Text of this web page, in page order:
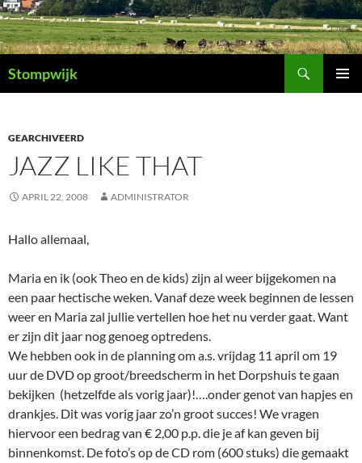
Ga
naar
de
inhoud
Stompwijk
GEARCHIVEERD
JAZZ LIKE THAT
APRIL 22, 2008 ADMINISTRATOR
Hallo allemaal,
Maria en ik (ook Theo en de kids) zijn al weer bijgekomen na
een paar hectische weken. Vanaf deze week beginnen de lessen
weer en Maria zal jullie vertellen hoe het nu verder gaat. Want
er zijn dit jaar nog genoeg optredens.
We hebben ook in de planning om a.s. vrijdag 11 april om 19
uur de DVD op groot/breedscherm in het Dorpshuis te gaan
bekijken (hetzelfde als vorig jaar)!….onder genot van hapjes en
drankjes. Dit was vorig jaar zo’n groot succes! We vragen
hiervoor een bedrag van € 2,00 p.p. die je af kan geven bij
binnenkomst. De foto’s op de CD rom (600 stuks) die gemaakt